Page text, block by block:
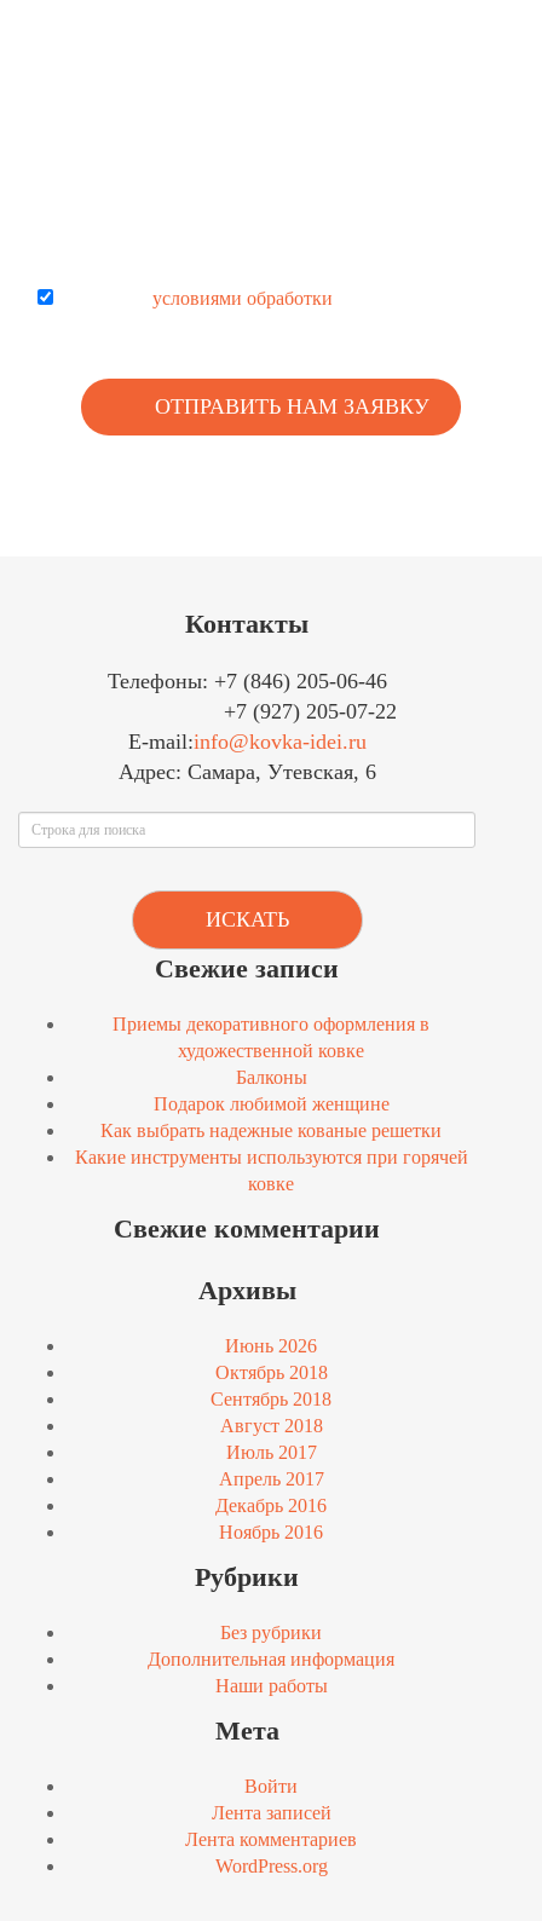
условиями обработки
Контакты
Телефоны: +7 (846) 205-06-46
+7 (927) 205-07-22
E-mail:info@kovka-idei.ru
Адрес: Самара, Утевская, 6
ИСКАТЬ
Свежие записи
Приемы декоративного оформления в
художественной ковке
Балконы
Подарок любимой женщине
Как выбрать надежные кованые решетки
Какие инструменты используются при горячей
ковке
Свежие комментарии
Архивы
Июнь 2026
Октябрь 2018
Сентябрь 2018
Август 2018
Июль 2017
Апрель 2017
Декабрь 2016
Ноябрь 2016
Рубрики
Без рубрики
Дополнительная информация
Наши работы
Мета
Войти
Лента записей
Лента комментариев
WordPress.org